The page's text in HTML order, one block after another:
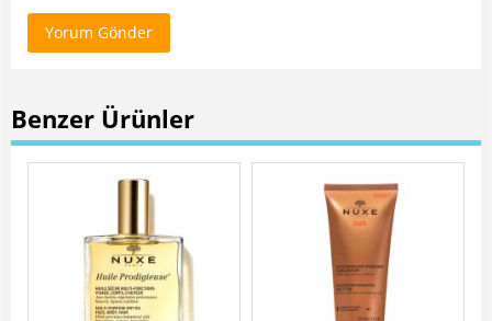
Yorum Gönder
Benzer Ürünler